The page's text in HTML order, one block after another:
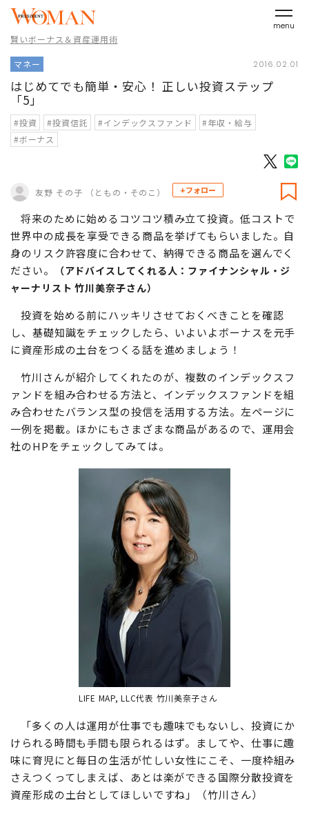
menu
賢いボーナス＆資産運用術
マネー 2016.02.01
はじめてでも簡単・安心！ 正しい投資ステップ
「5」
#投資 #投資信託 #インデックスファンド
#年収・給与
#ボーナス
友野 その子 （ともの・そのこ） +フォロー
将来のために始めるコツコツ積み立て投資。低コストで
世界中の成長を享受できる商品を挙げてもらいました。自
身のリスク許容度に合わせて、納得できる商品を選んでく
ださい。
（アドバイスしてくれる人：ファイナンシャル・ジ
ャーナリスト 竹川美奈子さん）
投資を始める前にハッキリさせておくべきことを確認
し、基礎知識をチェックしたら、いよいよボーナスを元手
に資産形成の土台をつくる話を進めましょう！
竹川さんが紹介してくれたのが、複数のインデックスフ
ァンドを組み合わせる方法と、インデックスファンドを組
み合わせたバランス型の投信を活用する方法。左ページに
一例を掲載。ほかにもさまざまな商品があるので、運用会
社のHPをチェックしてみては。
LIFE MAP, LLC代表 竹川美奈子さん
「多くの人は運用が仕事でも趣味でもないし、投資にか
けられる時間も手間も限られるはず。ましてや、仕事に趣
味に育児にと毎日の生活が忙しい女性にこそ、一度枠組み
さえつくってしまえば、あとは楽ができる国際分散投資を
資産形成の土台としてほしいですね」（竹川さん）